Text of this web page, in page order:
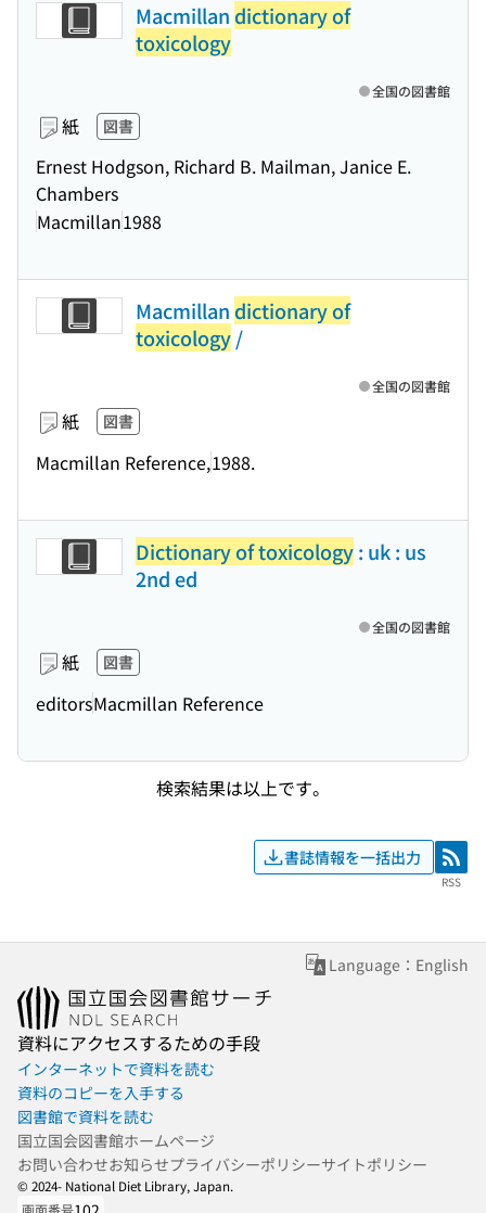
Macmillan dictionary of
toxicology
紙 図書
Ernest Hodgson, Richard B. Mailman, Janice E.
Chambers
Macmillan1988
全国の図書館
Macmillan dictionary of
toxicology/
紙 図書
Macmillan Reference,1988.
全国の図書館
Dictionary of toxicology: uk : us
2nd ed
紙 図書
editorsMacmillan Reference
全国の図書館
検索結果は以上です。
書誌情報を一括出力 RSS
RSS
Language：English
資料にアクセスするための手段
インターネットで資料を読む
資料のコピーを入手する
図書館で資料を読む
国立国会図書館ホームページ
お問い合わせお知らせプライバシーポリシーサイトポリシー
© 2024- National Diet Library, Japan.
画面番号